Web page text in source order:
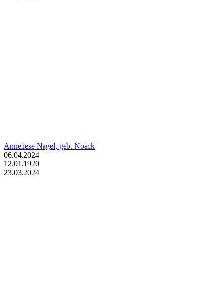
Anneliese Nagel, geb. Noack
06.04.2024
12.01.1920
23.03.2024